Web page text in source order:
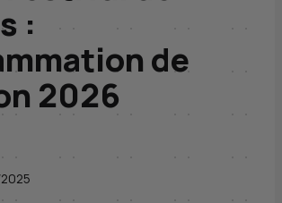
:
de
2026